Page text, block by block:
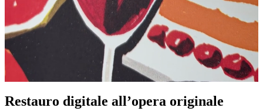
Pause
Restauro digitale all’opera originale